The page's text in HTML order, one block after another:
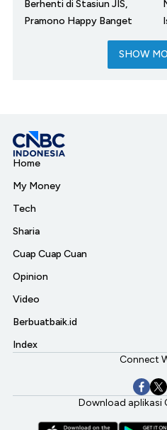
Berhenti di Stasiun JIS,
Pramono Happy Banget
SHOW
Home
My Money
Tech
Sharia
Cuap Cuap Cuan
Opinion
Video
Berbuatbaik.id
Index
Connect
Download aplikasi